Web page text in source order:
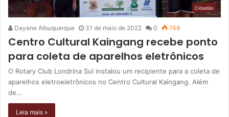
Cidadão
Dayane Albuquerque 31 de maio de 2022 0 749
Centro Cultural Kaingang recebe ponto
para coleta de aparelhos eletrônicos
O Rotary Club Londrina Sul instalou um recipiente para a coleta de
aparelhos eletroeletrônicos no Centro Cultural Kaingang. Além
de…
Leia mais »